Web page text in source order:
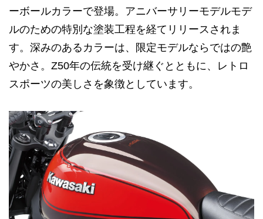
ーボールカラーで登場。アニバーサリーモデルモデ
ルのための特別な塗装工程を経てリリースされま
す。深みのあるカラーは、限定モデルならではの艶
やかさ。Z50年の伝統を受け継ぐとともに、レトロ
スポーツの美しさを象徴としています。